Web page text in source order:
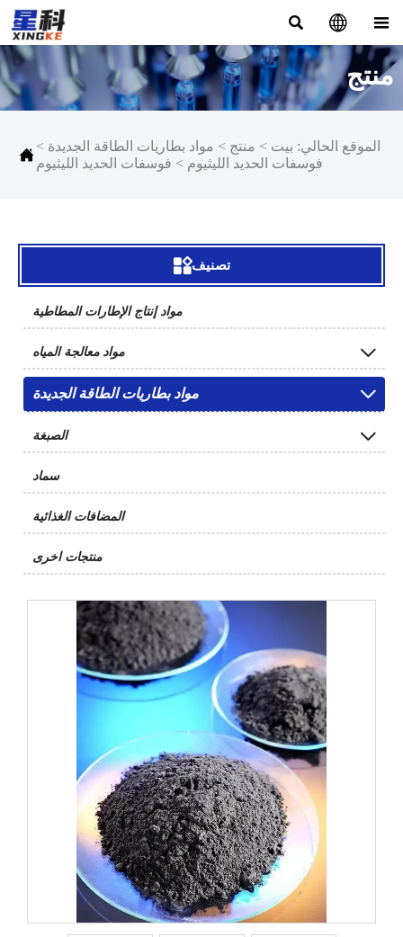
  
منتج
 الموقع الحالي: بيت > منتج > مواد بطاريات الطاقة الجديدة >
فوسفات الحديد الليثيوم > فوسفات الحديد الليثيوم
تصنيف
مواد إنتاج الإطارات المطاطية
مواد معالجة المياه 
مواد بطاريات الطاقة الجديدة 
الصبغة 
سماد
المضافات الغذائية
منتجات اخرى